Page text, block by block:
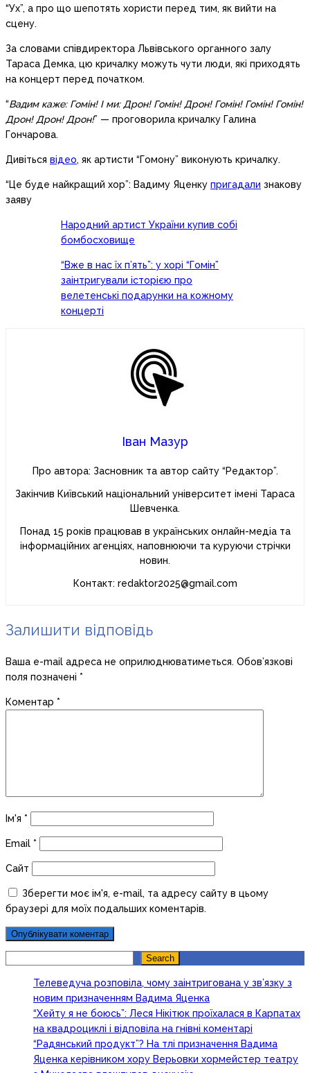
“Ух”, а про що шепотять хористи перед тим, як вийти на
сцену.
За словами співдиректора Львівського органного залу
Тараса Демка, цю кричалку можуть чути люди, які приходять
на концерт перед початком.
“Вадим каже: Гомін! І ми: Дрон! Гомін! Дрон! Гомін! Гомін! Гомін!
Дрон! Дрон! Дрон!” — проговорила кричалку Галина
Гончарова.
Дивіться відео, як артисти “Гомону” виконують кричалку.
“Це буде найкращий хор”: Вадиму Яценку пригадали знакову
заяву
Народний артист України купив собі
бомбосховище
“Вже в нас їх п’ять”: у хорі “Гомін”
заінтригували історією про
велетенські подарунки на кожному
концерті
Іван Мазур
Про автора: Засновник та автор сайту “Редактор”.
Закінчив Київський національний університет імені Тараса
Шевченка.
Понад 15 років працював в українських онлайн-медіа та
інформаційних агенціях, наповнюючи та куруючи стрічки
новин.
Контакт: redaktor2025@gmail.com
Залишити відповідь
Ваша e-mail адреса не оприлюднюватиметься. Обов’язкові
поля позначені *
Коментар *
Ім'я *
Email *
Сайт
Зберегти моє ім'я, e-mail, та адресу сайту в цьому
браузері для моїх подальших коментарів.
Search
Телеведуча розповіла, чому заінтригована у зв’язку з
новим призначенням Вадима Яценка
“Хейту я не боюсь”: Леся Нікітюк проїхалася в Карпатах
на квадроциклі і відповіла на гнівні коментарі
“Радянський продукт”? На тлі призначення Вадима
Яценка керівником хору Верьовки хормейстер театру